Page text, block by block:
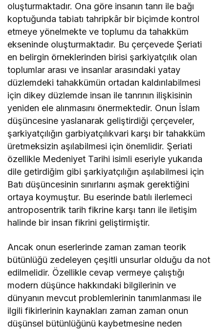
oluşturmaktadır. Ona göre insanın tanrı ile bağı
koptuğunda tabiatı tahripkâr bir biçimde kontrol
etmeye yönelmekte ve toplumu da tahakküm
ekseninde oluşturmaktadır. Bu çerçevede Şeriati
en belirgin örneklerinden birisi şarkiyatçılık olan
toplumlar arası ve insanlar arasındaki yatay
düzlemdeki tahakkümün ortadan kaldırılabilmesi
için dikey düzlemde insan ile tanrının ilişkisinin
yeniden ele alınmasını önermektedir. Onun İslam
düşüncesine yaslanarak geliştirdiği çerçeveler,
şarkiyatçılığın garbiyatçılıkvari karşı bir tahakküm
üretmeksizin aşılabilmesi için önemlidir. Şeriati
özellikle Medeniyet Tarihi isimli eseriyle yukarıda
dile getirdiğim gibi şarkiyatçılığın aşılabilmesi için
Batı düşüncesinin sınırlarını aşmak gerektiğini
ortaya koymuştur. Bu eserinde batılı ilerlemeci
antroposentrik tarih fikrine karşı tanrı ile iletişim
halinde bir insan fikrini geliştirmiştir.
Ancak onun eserlerinde zaman zaman teorik
bütünlüğü zedeleyen çeşitli unsurlar olduğu da not
edilmelidir. Özellikle cevap vermeye çalıştığı
modern düşünce hakkındaki bilgilerinin ve
dünyanın mevcut problemlerinin tanımlanması ile
ilgili fikirlerinin kaynakları zaman zaman onun
düşünsel bütünlüğünü kaybetmesine neden